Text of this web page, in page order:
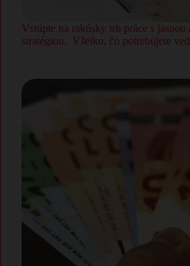
Vstúpte na rakúsky trh práce s jasnou
stratégiou. Všetko, čo potrebujete